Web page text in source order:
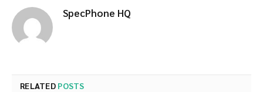
SpecPhone HQ
RELATED POSTS